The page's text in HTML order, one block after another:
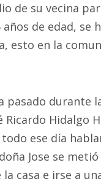
de su vecina
de edad, se
esto en la
durante
Hidalgo
ese día
Jose se
casa e irse a